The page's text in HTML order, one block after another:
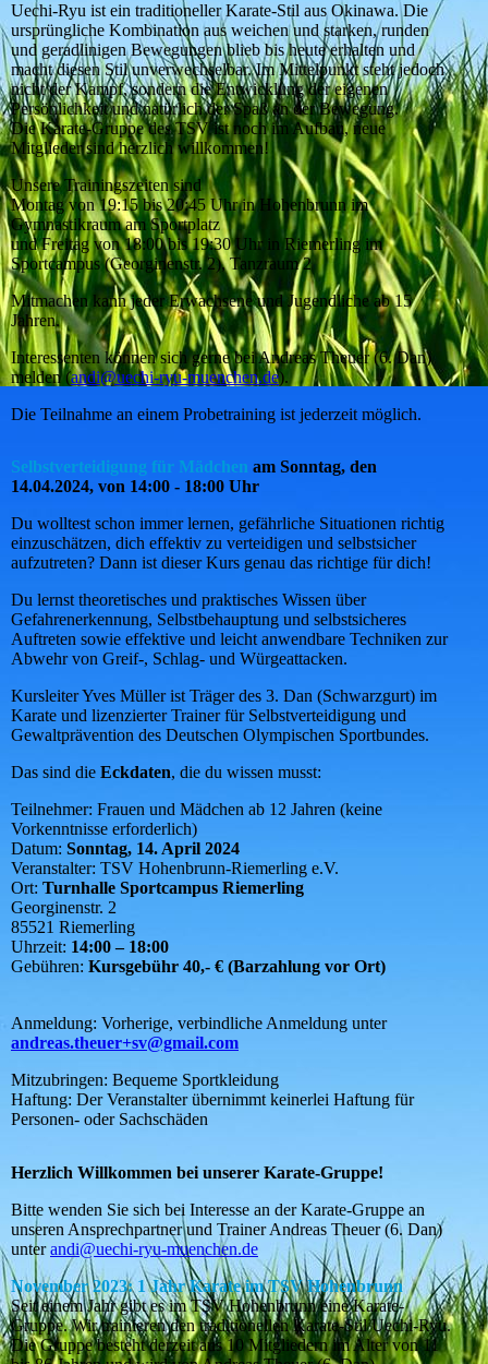
Uechi-Ryu ist ein traditioneller Karate-Stil aus Okinawa. Die
ursprüngliche Kombination aus weichen und starken, runden
und geradlinigen Bewegungen blieb bis heute erhalten und
macht diesen Stil unverwechselbar. Im Mittelpunkt steht jedoch
nicht der Kampf, sondern die Entwicklung der eigenen
Persönlichkeit und natürlich der Spaß an der Bewegung.
Die Karate-Gruppe des TSV ist noch im Aufbau, neue
Mitglieder sind herzlich willkommen!
Unsere Trainingszeiten sind
Montag von 19:15 bis 20:45 Uhr in Hohenbrunn im
Gymnastikraum am Sportplatz
und Freitag von 18:00 bis 19:30 Uhr in Riemerling im
Sportcampus (Georginenstr. 2), Tanzraum 2
Mitmachen kann jeder Erwachsene und Jugendliche ab 15
Jahren.
Interessenten können sich gerne bei Andreas Theuer (6. Dan)
melden (andi@uechi-ryu-muenchen.de).
Die Teilnahme an einem Probetraining ist jederzeit möglich.
Selbstverteidigung für Mädchen am Sonntag, den
14.04.2024, von 14:00 - 18:00 Uhr
Du wolltest schon immer lernen, gefährliche Situationen richtig
einzuschätzen, dich effektiv zu verteidigen und selbstsicher
aufzutreten? Dann ist dieser Kurs genau das richtige für dich!
Du lernst theoretisches und praktisches Wissen über
Gefahrenerkennung, Selbstbehauptung und selbstsicheres
Auftreten sowie effektive und leicht anwendbare Techniken zur
Abwehr von Greif-, Schlag- und Würgeattacken.
Kursleiter Yves Müller ist Träger des 3. Dan (Schwarzgurt) im
Karate und lizenzierter Trainer für Selbstverteidigung und
Gewaltprävention des Deutschen Olympischen Sportbundes.
Das sind die Eckdaten, die du wissen musst:
Teilnehmer: Frauen und Mädchen ab 12 Jahren (keine
Vorkenntnisse erforderlich)
Datum: Sonntag, 14. April 2024
Veranstalter: TSV Hohenbrunn-Riemerling e.V.
Ort: Turnhalle Sportcampus Riemerling
Georginenstr. 2
85521 Riemerling
Uhrzeit: 14:00 – 18:00
Gebühren: Kursgebühr 40,- € (Barzahlung vor Ort)
Anmeldung: Vorherige, verbindliche Anmeldung unter
andreas.theuer+sv@gmail.com
Mitzubringen: Bequeme Sportkleidung
Haftung: Der Veranstalter übernimmt keinerlei Haftung für
Personen- oder Sachschäden
Herzlich Willkommen bei unserer Karate-Gruppe!
Bitte wenden Sie sich bei Interesse an der Karate-Gruppe an
unseren Ansprechpartner und Trainer Andreas Theuer (6. Dan)
unterandi@uechi-ryu-muenchen.de
November 2023: 1 Jahr Karate im TSV Hohenbrunn
Seit einem Jahr gibt es im TSV Hohenbrunn eine Karate-
Gruppe. Wir trainieren den traditionellen Karate-Stil Uechi-Ryu.
Die Gruppe besteht derzeit aus 10 Mitgliedern im Alter von 11